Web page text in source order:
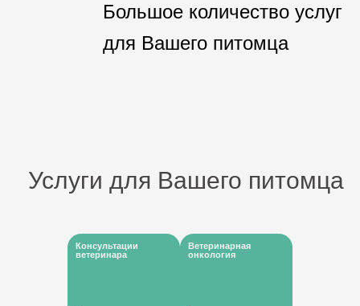
Большое количество услуг
для Вашего питомца
Услуги для Вашего питомца
Консультации
ветеринара
Ветеринарная
онкология